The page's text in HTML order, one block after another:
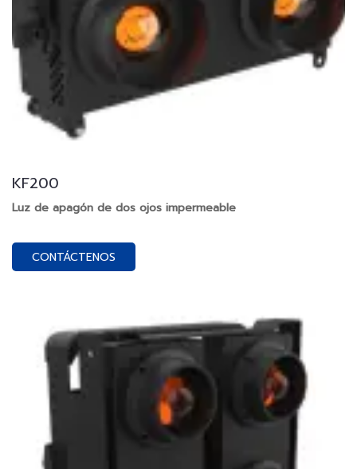
KF200
Luz de apagón de dos ojos impermeable
CONTÁCTENOS